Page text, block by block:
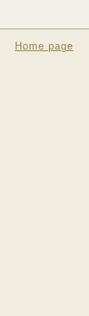
Home page